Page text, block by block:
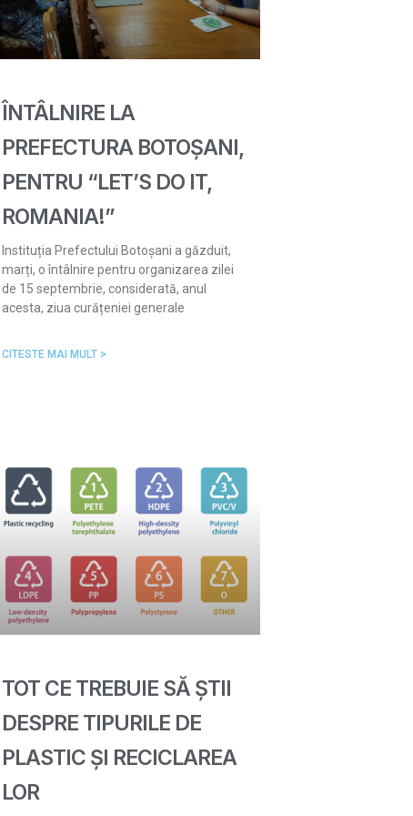
ÎNTÂLNIRE LA
PREFECTURA BOTOȘANI,
PENTRU “LET’S DO IT,
ROMANIA!”
Instituția Prefectului Botoșani a găzduit,
marți, o întâlnire pentru organizarea zilei
de 15 septembrie, considerată, anul
acesta, ziua curățeniei generale
CITESTE MAI MULT >
TOT CE TREBUIE SĂ ȘTII
DESPRE TIPURILE DE
PLASTIC ȘI RECICLAREA
LOR